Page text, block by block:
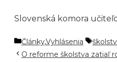
Slovenská komora
Kategórie
Články,Vyhlásenia
O reforme školstva zatiaľ